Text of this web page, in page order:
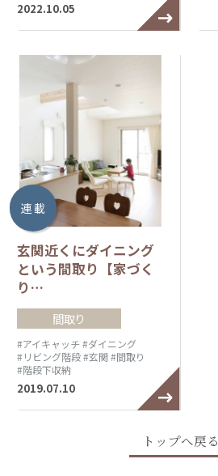
2022.10.05
連 載
玄関近くにダイニング
という間取り【家づく
り…
間取り
#アイキャッチ#ダイニング
#リビング階段#玄関 #間取り
#階段下収納
2019.07.10
トップへ戻る